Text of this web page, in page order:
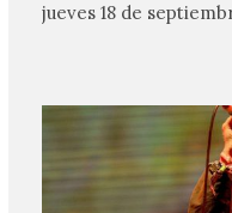
jueves 18 de